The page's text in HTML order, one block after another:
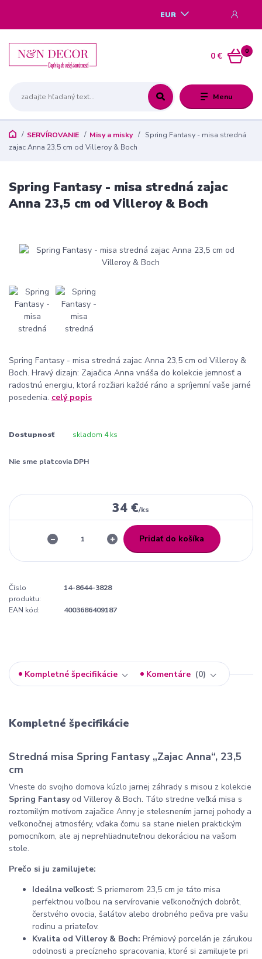
Menu
EUR
0
0 €
SERVÍROVANIE Misy a misky
Spring Fantasy - misa stredná
zajac Anna 23,5 cm od Villeroy & Boch
Spring Fantasy - misa stredná zajac
Anna 23,5 cm od Villeroy & Boch
Spring Fantasy - misa stredná zajac Anna 23,5 cm od Villeroy &
Boch. Hravý dizajn: Zajačica Anna vnáša do kolekcie jemnosť a
radostnú energiu, ktorá rozžiari každé ráno a spríjemní vaše jarné
posedenia. celý popis
Dostupnosť skladom 4 ks
Nie sme platcovia DPH
34 €/ks
Pridať do košíka
Číslo
produktu:
14-8644-3828
EAN kód: 4003686409187
Kompletné špecifikácie Komentáre 0
Kompletné špecifikácie
Stredná misa Spring Fantasy „Zajac Anna“, 23,5
cm
Vneste do svojho domova kúzlo jarnej záhrady s misou z kolekcie
Spring Fantasyod Villeroy & Boch. Táto stredne veľká misa s
roztomilým motívom zajačice Anny je stelesnením jarnej pohody a
veľkonočnej atmosféry, vďaka čomu sa stane nielen praktickým
pomocníkom, ale aj neprehliadnuteľnou dekoráciou na vašom
stole.
Prečo si ju zamilujete:
Ideálna veľkosť: S priemerom 23,5 cm je táto misa
perfektnou voľbou na servírovanie veľkonočných dobrôt,
čerstvého ovocia, šalátov alebo drobného pečiva pre vašu
rodinu a priateľov.
Kvalita od Villeroy & Boch: Prémiový porcelán je zárukou
odolnosti a precízneho spracovania, ktoré si zamilujete pri